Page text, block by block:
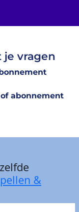
vragen
abonnement
&